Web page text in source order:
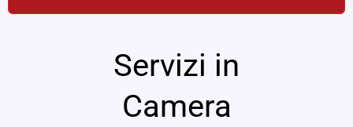
Servizi in
Camera